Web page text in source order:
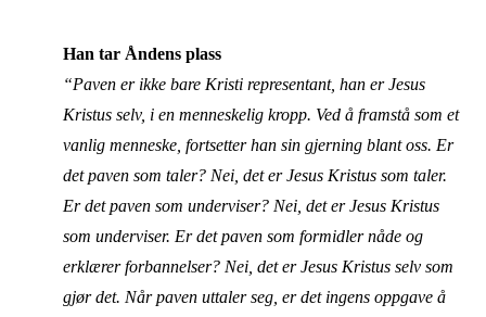
Han tar Åndens plass
“Paven er ikke bare Kristi representant, han er Jesus
Kristus selv, i en menneskelig kropp. Ved å framstå som et
vanlig menneske, fortsetter han sin gjerning blant oss. Er
det paven som taler? Nei, det er Jesus Kristus som taler.
Er det paven som underviser? Nei, det er Jesus Kristus
som underviser. Er det paven som formidler nåde og
erklærer forbannelser? Nei, det er Jesus Kristus selv som
gjør det. Når paven uttaler seg, er det ingens oppgave å